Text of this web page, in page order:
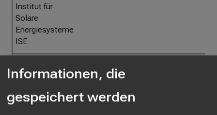
Institut für
Solare
Energiesysteme
ISE
Engineering
Informationen, die
gespeichert werden